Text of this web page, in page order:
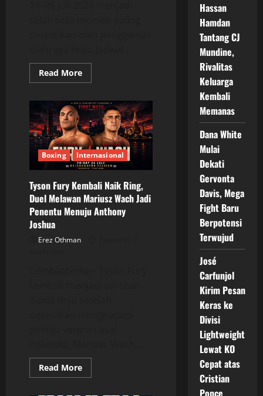
Read MoreRead
more
Tinju
24–
26
Juli
2026
Dipenuhi
Duel
Bergengsi
Boxing Internasional
Tyson Fury Kembali Naik Ring,
Duel Melawan Mariusz Wach Jadi
Penentu Menuju Anthony
Joshua
Erez Othman
Read MoreRead
more
Hassan
Hamdan
Tantang CJ
Mundine,
Rivalitas
Keluarga
Kembali
Memanas
Dana White
Mulai
Dekati
Gervonta
Davis, Mega
Fight Baru
Berpotensi
Terwujud
José
Carfunjol
Kirim Pesan
Keras ke
Divisi
Lightweight
Lewat KO
Cepat atas
Cristian